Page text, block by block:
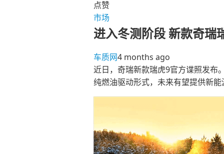
点赞
市场
进入冬测阶段 新款奇瑞
车质网4 months ago
近日，奇瑞新款瑞虎9官方谍照发布
纯燃油驱动形式，未来有望提供新能